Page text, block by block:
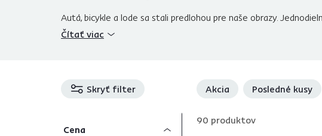
Autá, bicykle a lode sa stali predlohou pre naše obrazy.
obrazom.
Čítať viac
Skryť filter Akcia Posledné kusy
Cena
90 produktov